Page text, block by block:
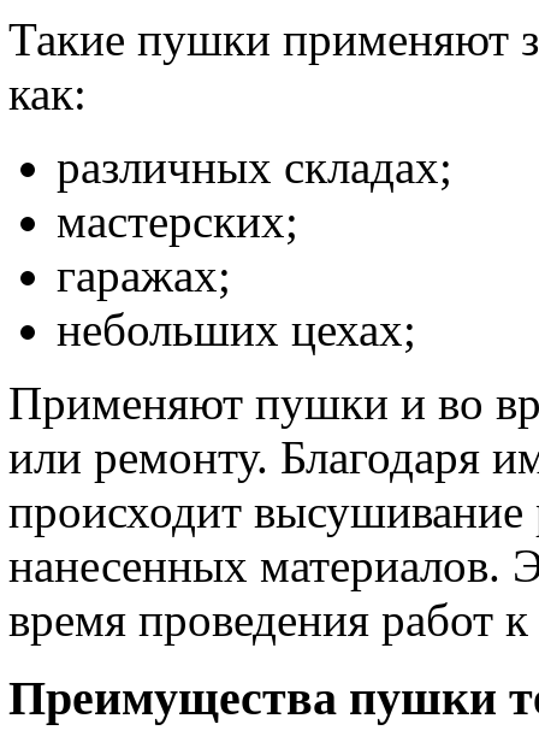
Такие пушки применяют
как:
различных складах;
мастерских;
гаражах;
небольших цехах;
Применяют пушки и во
или ремонту. Благодаря
происходит высушивание
нанесенных материалов.
время проведения работ
Преимущества пушки